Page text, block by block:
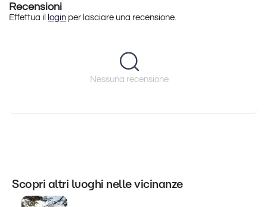
Recensioni
Effettua il login per lasciare una recensione.
Nessuna recensione
Scopri altri luoghi nelle vicinanze